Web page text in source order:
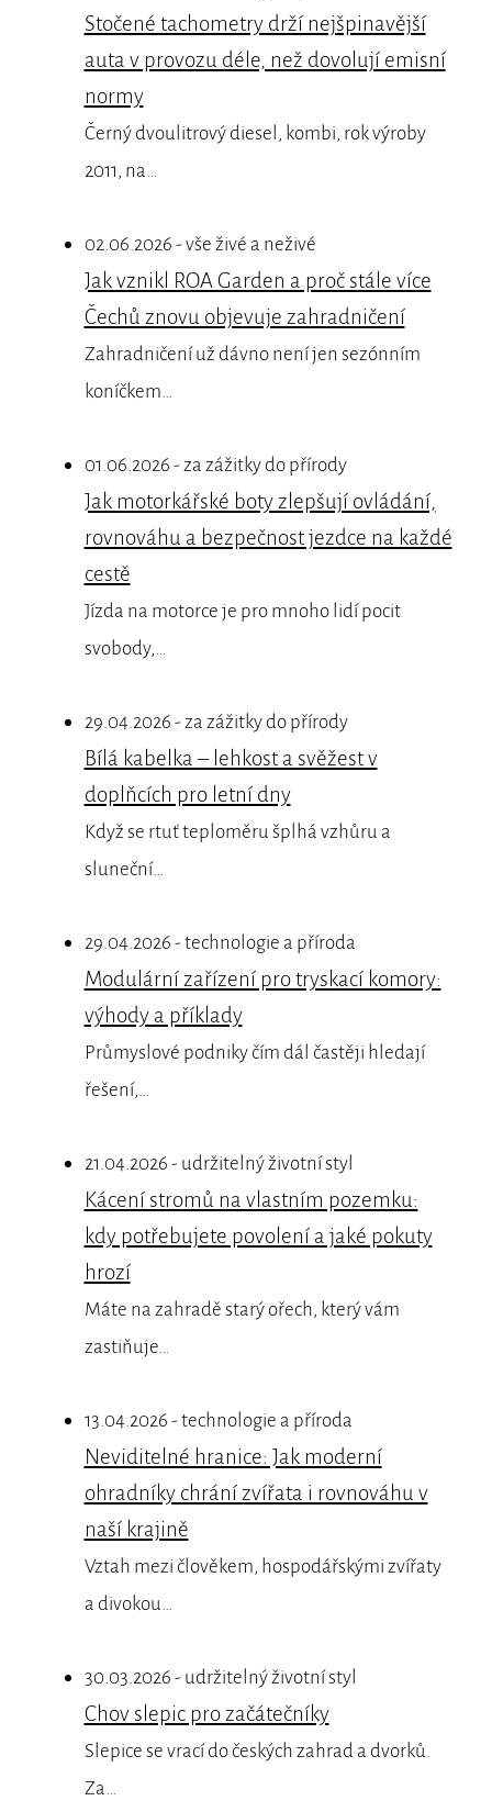
Stočené tachometry drží nejšpinavější
auta v provozu déle, než dovolují emisní
normy
Černý dvoulitrový diesel, kombi, rok výroby
2011, na…
02.06.2026 - vše živé a neživé
Jak vznikl ROA Garden a proč stále více
Čechů znovu objevuje zahradničení
Zahradničení už dávno není jen sezónním
koníčkem…
01.06.2026 - za zážitky do přírody
Jak motorkářské boty zlepšují ovládání,
rovnováhu a bezpečnost jezdce na každé
cestě
Jízda na motorce je pro mnoho lidí pocit
svobody,…
29.04.2026 - za zážitky do přírody
Bílá kabelka – lehkost a svěžest v
doplňcích pro letní dny
Když se rtuť teploměru šplhá vzhůru a
sluneční…
29.04.2026 - technologie a příroda
Modulární zařízení pro tryskací komory:
výhody a příklady
Průmyslové podniky čím dál častěji hledají
řešení,…
21.04.2026 - udržitelný životní styl
Kácení stromů na vlastním pozemku:
kdy potřebujete povolení a jaké pokuty
hrozí
Máte na zahradě starý ořech, který vám
zastiňuje…
13.04.2026 - technologie a příroda
Neviditelné hranice: Jak moderní
ohradníky chrání zvířata i rovnováhu v
naší krajině
Vztah mezi člověkem, hospodářskými zvířaty
a divokou…
30.03.2026 - udržitelný životní styl
Chov slepic pro začátečníky
Slepice se vrací do českých zahrad a dvorků.
Za…